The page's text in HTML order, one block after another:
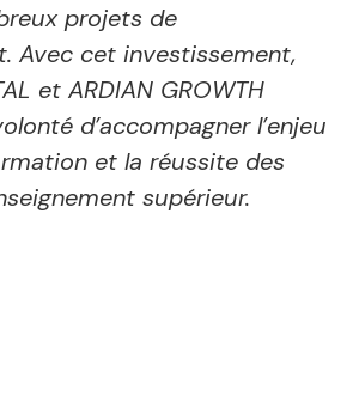
projets de
Avec cet investissement,
et ARDIAN GROWTH
d’accompagner l’enjeu
et la réussite des
supérieur.